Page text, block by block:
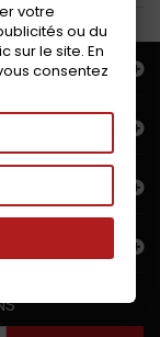
votre
ou du
sur le site. En
consentez